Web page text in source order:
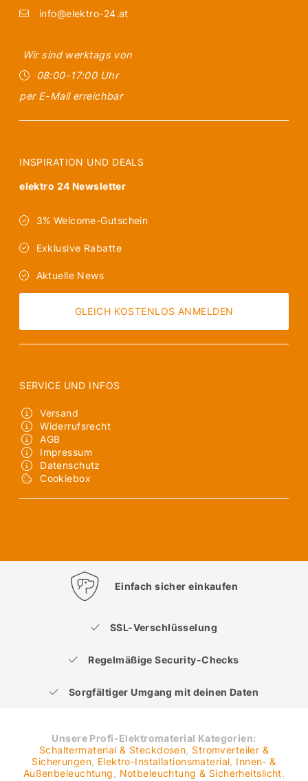
info@elektro-24.at
Wir sind werktags von
08:00-17:00 Uhr
per E-Mail erreichbar
INSPIRATION UND DEALS
elektro 24 Newsletter
3% Welcome-Gutschein
Exklusive Rabatte
Aktuelle News
GLEICH KOSTENLOS ANMELDEN
SERVICE UND INFOS
Versand
Widerrufsrecht
AGB
Impressum
Datenschutz
Cookiebox
Einfach sicher einkaufen
SSL-Verschlüsselung
Regelmäßige Security-Checks
Sorgfältiger Umgang mit deinen Daten
Unsere Profi-Elektromaterial Kategorien:
Schaltermaterial & Steckdosen Stromverteiler &
Sicherungen Elektro-Installationsmaterial Innen- &
Außenbeleuchtung
Notbeleuchtung & Sicherheitslicht